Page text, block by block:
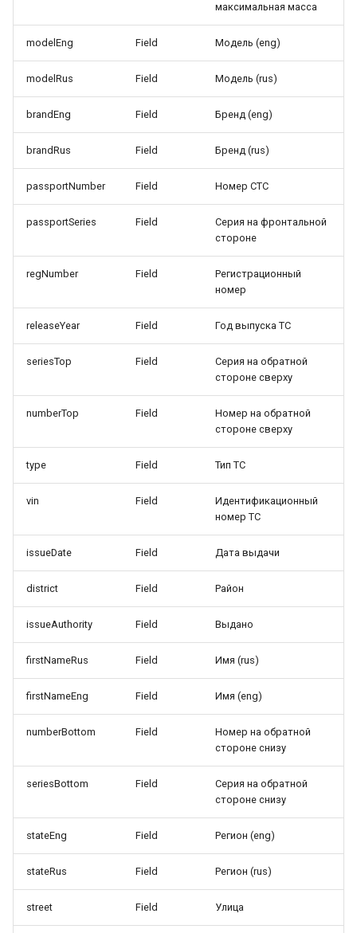
максимальная масса
modelEng Field Модель (eng)
modelRus Field Модель (rus)
brandEng Field Бренд (eng)
brandRus Field Бренд (rus)
passportNumber Field Номер СТС
passportSeries Field
Серия на фронтальной
стороне
regNumber Field
Регистрационный
номер
releaseYear Field Год выпуска ТС
seriesTop Field
Серия на обратной
стороне сверху
numberTop Field
Номер на обратной
стороне сверху
type Field Тип ТС
vin Field
Идентификационный
номер ТС
issueDate Field Дата выдачи
district Field Район
issueAuthority Field Выдано
firstNameRus Field Имя (rus)
firstNameEng Field Имя (eng)
numberBottom Field
Номер на обратной
стороне снизу
seriesBottom Field
Серия на обратной
стороне снизу
stateEng Field Регион (eng)
stateRus Field Регион (rus)
street Field Улица